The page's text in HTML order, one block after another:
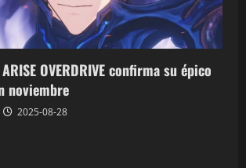
OVERDRIVE confirma su épico
noviembre
2025-08-28